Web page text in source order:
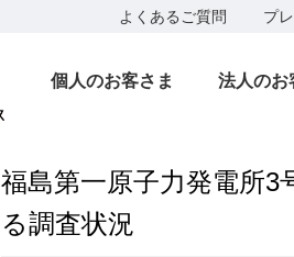
よくあるご質問 プ
個人のお客さま 法人のお
福島第一原子力発電所
る調査状況